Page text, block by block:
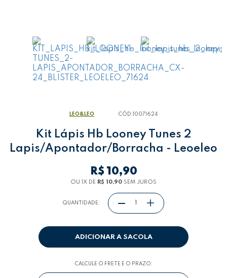
LEO&LEO CÓD: 10071624
Kit Lápis Hb Looney Tunes 2
Lapis/Apontador/Borracha - Leoeleo
R$ 10,90
OU 1X DE R$ 10,90 SEM JUROS
QUANTIDADE:
ADICIONAR A SACOLA
CALCULE O FRETE E O PRAZO: